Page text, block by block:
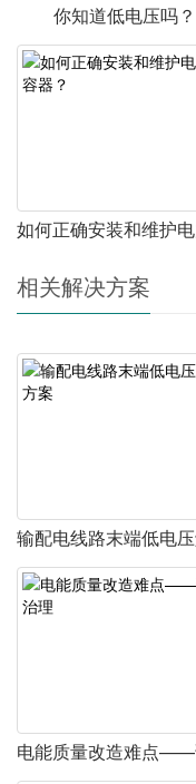
你知道低电压吗？
相关解决方案